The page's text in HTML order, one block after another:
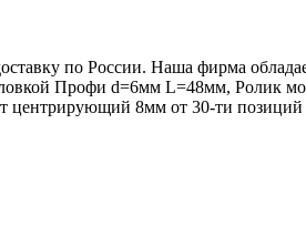
по России. Наша фирма
Профи d=6мм L=48мм, Ролик
8мм от 30-ти позиций